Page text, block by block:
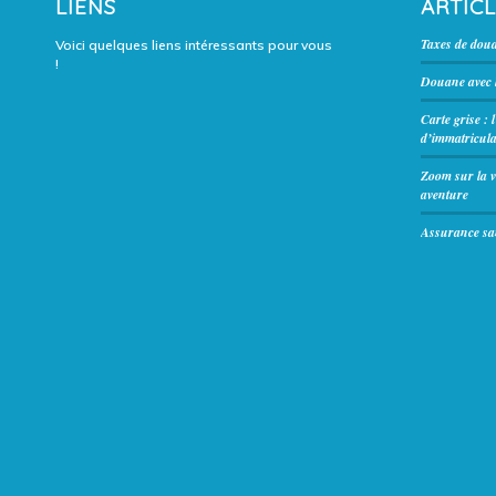
LIENS
Voici quelques liens intéressants pour vous
!
Taxes de
Douane avec
Carte grise :
Zoom sur la
aventure
Assurance